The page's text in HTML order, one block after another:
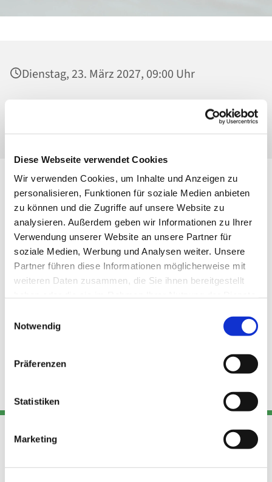
Diese Webseite verwendet Cookies
Wir verwenden Cookies, um Inhalte und Anzeigen zu
personalisieren, Funktionen für soziale Medien anbieten
zu können und die Zugriffe auf unsere Website zu
analysieren. Außerdem geben wir Informationen zu Ihrer
Verwendung unserer Website an unsere Partner für
soziale Medien, Werbung und Analysen weiter. Unsere
Partner führen diese Informationen möglicherweise mit
weiteren Daten zusammen, die Sie ihnen bereitgestellt
Notwendig
Präferenzen
Statistiken
Marketing
Dienstag, 23. März 2027, 09:00 Uhr
St. Josef - Berlin-Weißensee, Pfarrkirche,
Adresse
Kont
Links